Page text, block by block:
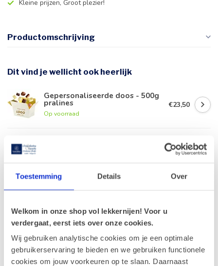
Toestemming Details Over
Welkom in onze shop vol lekkernijen! Voor u
verdergaat, eerst iets over onze cookies.
Wij gebruiken analytische cookies om je een optimale
gebruikerservaring te bieden en we gebruiken functionele
cookies om jouw voorkeuren op te slaan. Daarnaast
Kleine prijzen, Groot plezier!
Productomschrijving
Dit vind je wellicht ook heerlijk
Gepersonaliseerde doos - 500g
pralines
Op voorraad
€23,50
€23,50
Geldhof Cuberdonstroop 330g
Geldhof Cuberdonspek
Op voorraad
€6,00